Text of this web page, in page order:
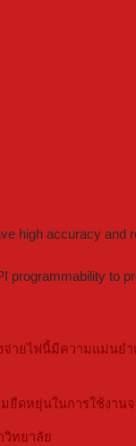
high accuracy and
programmability to
จ่ายไฟนี้มีความแม่นยำ
ยืดหยุ่นในการใช้งานจ
วิทยาลัย